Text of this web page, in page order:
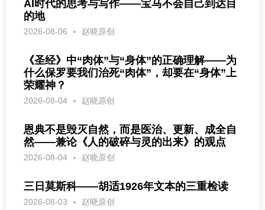
AI时代的思考与写作——宝马不会自己到达目
的地
2026-08-06 赵晓原创
《圣经》中“肉体”与“身体”的正确理解——为
什么保罗要我们治死“肉体”，却要在“身体”上
荣耀神？
2026-08-04 赵晓原创
恩典不是毁灭自然，而是医治、更新、成全自
然——兼论《人的破碎与灵的出来》的观点
2026-08-04 赵晓原创
三日莫斯科——胡适1926年文本的三重检读
2026-08-03 赵晓原创